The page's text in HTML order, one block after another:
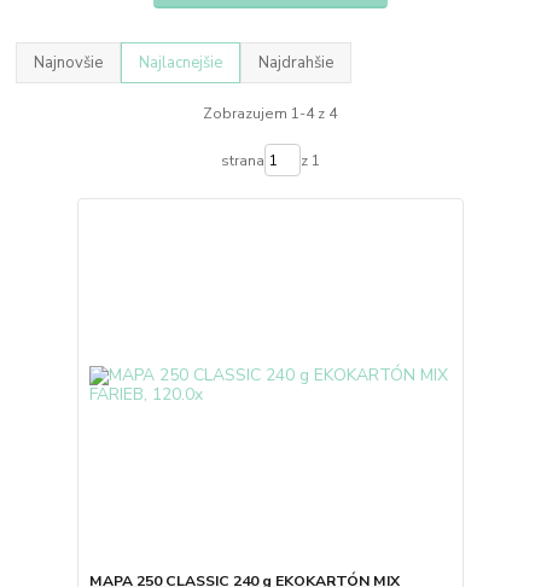
Najnovšie Najlacnejšie Najdrahšie
Zobrazujem 1-4 z 4
strana z 1
MAPA 250 CLASSIC 240 g EKOKARTÓN MIX